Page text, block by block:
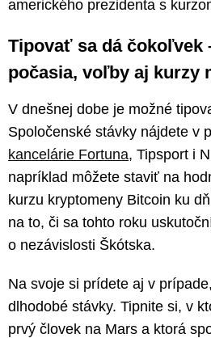
amerického prezidenta s
Tipovať sa dá čokoľvek
počasia, voľby aj kurzy
V dnešnej dobe je možné
Spoločenské stávky nájdete v
kancelárie Fortuna, Tipsport i
napríklad môžete staviť na
kurzu kryptomeny Bitcoin ku
na to, či sa tohto roku
o nezávislosti Škótska.
Na svoje si prídete aj v
dlhodobé stávky. Tipnite si, v
prvý človek na Mars a ktorá